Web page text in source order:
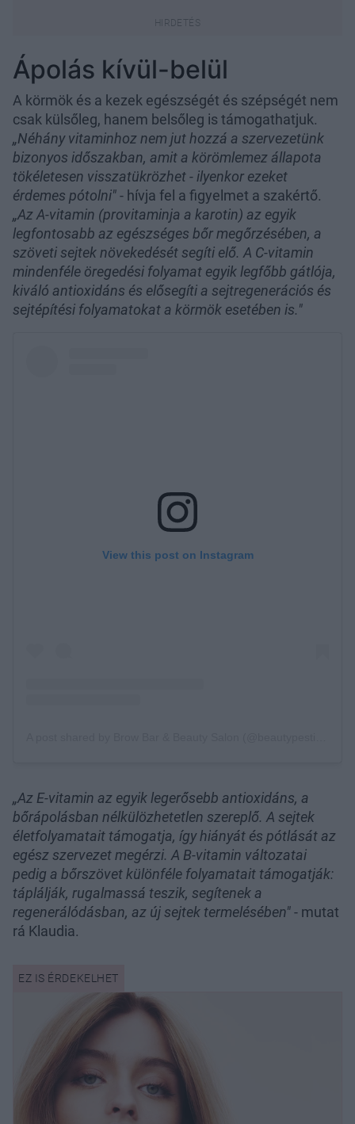
Ápolás kívül-belül
A körmök és a kezek egészségét és szépségét nem
csak külsőleg, hanem belsőleg is támogathatjuk.
„Néhány vitaminhoz nem jut hozzá a szervezetünk
bizonyos időszakban, amit a körömlemez állapota
tökéletesen visszatükrözhet - ilyenkor ezeket
érdemes pótolni"- hívja fel a figyelmet a szakértő.
„Az A-vitamin (provitaminja a karotin) az egyik
legfontosabb az egészséges bőr megőrzésében, a
szöveti sejtek növekedését segíti elő. A C-vitamin
mindenféle öregedési folyamat egyik legfőbb gátlója,
kiváló antioxidáns és elősegíti a sejtregenerációs és
sejtépítési folyamatokat a körmök esetében is."
„Az E-vitamin az egyik legerősebb antioxidáns, a
bőrápolásban nélkülözhetetlen szereplő. A sejtek
életfolyamatait támogatja, így hiányát és pótlását az
egész szervezet megérzi. A B-vitamin változatai
pedig a bőrszövet különféle folyamatait támogatják:
táplálják, rugalmassá teszik, segítenek a
regenerálódásban, az új sejtek termelésében"- mutat
rá Klaudia.